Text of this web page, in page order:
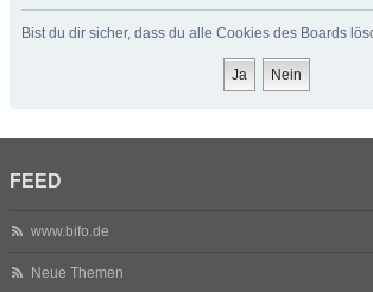
Bist du dir sicher, dass du alle Cookies des Boards
FEED
www.bifo.de
Neue Themen